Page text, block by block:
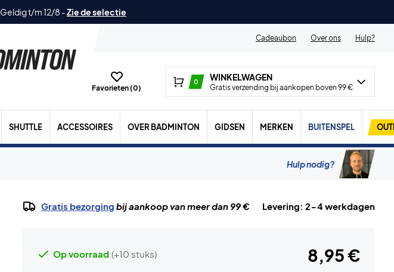
Geldig t/m 12/8 -Zie de selectie
Cadeaubon
Over ons Hulp?
Favorieten (0)
0 WINKELWAGEN
Gratis verzending bij aankopen boven 99 €
SHUTTLE ACCESSOIRES OVER BADMINTON GIDSEN MERKEN BUITENSPEL
Hulp nodig?
Gratis bezorging bij aankoop van meer dan 99 € Levering: 2-4 werkdagen
Op voorraad (+10 stuks) 8,95 €